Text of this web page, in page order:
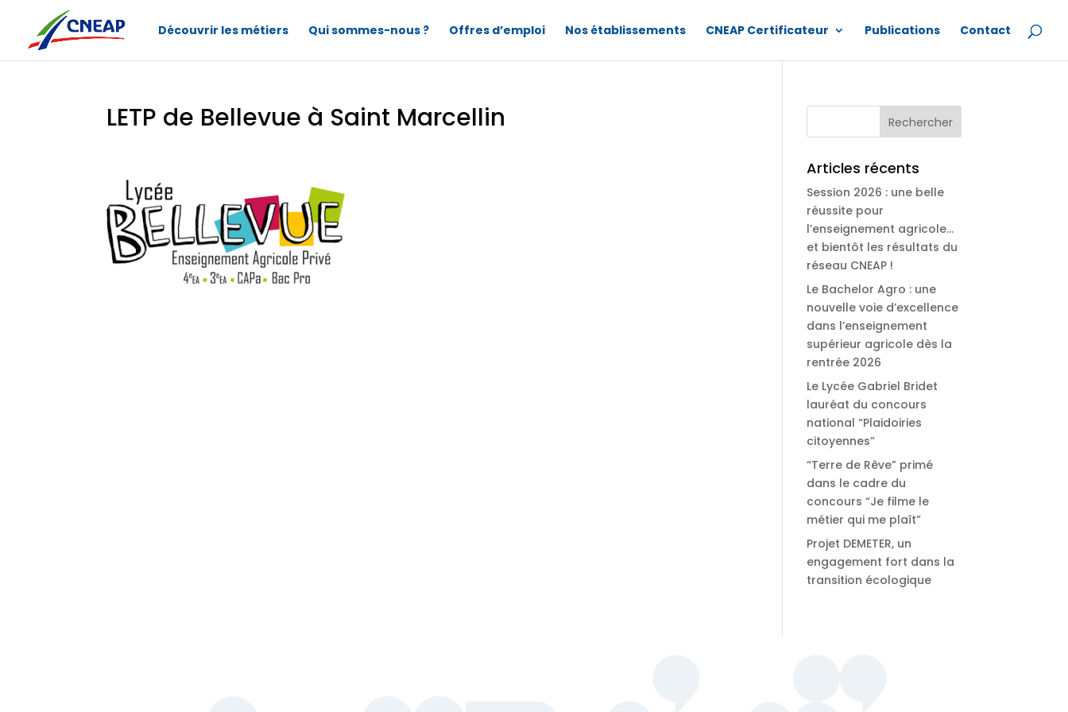
Découvrir les métiers Qui sommes-nous ? Offres d’emploi Nos établissements CNEAP Certificateur Publications Contact
LETP de Bellevue à Saint Marcellin
Articles récents
Session 2026 : une belle
réussite pour
l’enseignement agricole…
et bientôt les résultats du
réseau CNEAP !
Le Bachelor Agro : une
nouvelle voie d’excellence
dans l’enseignement
supérieur agricole dès la
rentrée 2026
Le Lycée Gabriel Bridet
lauréat du concours
national “Plaidoiries
citoyennes”
“Terre de Rêve” primé
dans le cadre du
concours “Je filme le
métier qui me plaît”
Projet DEMETER, un
engagement fort dans la
transition écologique